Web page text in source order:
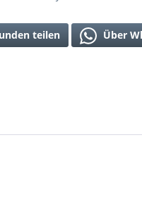
teilen Über